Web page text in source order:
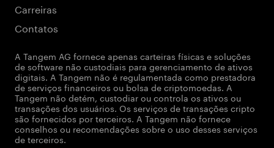
Carreiras
Contatos
A Tangem AG fornece apenas carteiras físicas e soluções
de software não custodiais para gerenciamento de ativos
digitais. A Tangem não é regulamentada como prestadora
de serviços financeiros ou bolsa de criptomoedas. A
Tangem não detém, custodiar ou controla os ativos ou
transações dos usuários. Os serviços de transações cripto
são fornecidos por terceiros. A Tangem não fornece
conselhos ou recomendações sobre o uso desses serviços
de terceiros.